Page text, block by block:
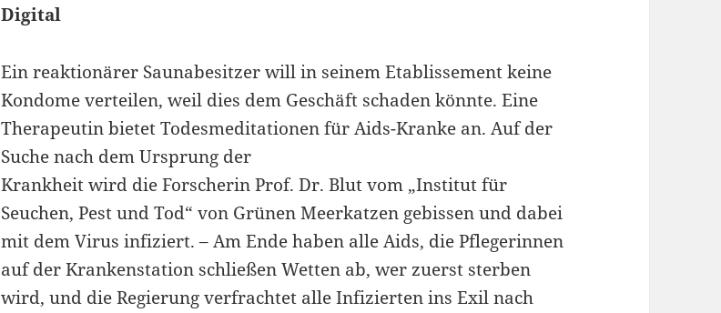
Digital
Ein reaktionärer Saunabesitzer will in seinem Etablissement keine
Kondome verteilen, weil dies dem Geschäft schaden könnte. Eine
Therapeutin bietet Todesmeditationen für Aids-Kranke an. Auf der
Suche nach dem Ursprung der
Krankheit wird die Forscherin Prof. Dr. Blut vom „Institut für
Seuchen, Pest und Tod“ von Grünen Meerkatzen gebissen und dabei
mit dem Virus infiziert. – Am Ende haben alle Aids, die Pflegerinnen
auf der Krankenstation schließen Wetten ab, wer zuerst sterben
wird, und die Regierung verfrachtet alle Infizierten ins Exil nach